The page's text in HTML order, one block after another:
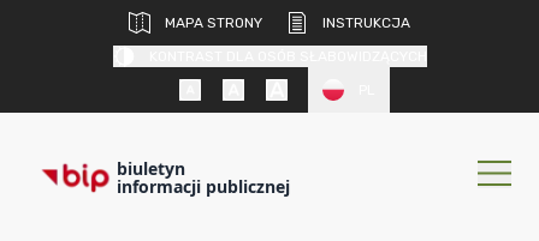
MAPA STRONY
INSTRUKCJA
biuletyn
informacji publicznej